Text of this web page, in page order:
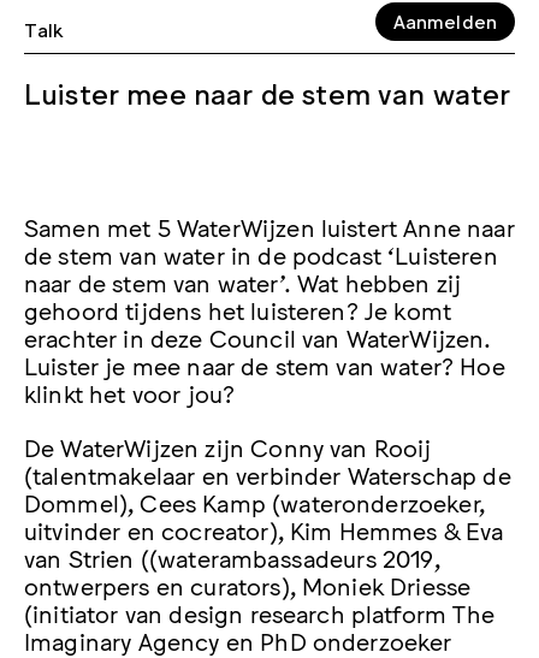
Talk
Aanmelden
Luister mee naar de stem van water
Samen met 5 WaterWijzen luistert Anne naar
de stem van water in de podcast ‘Luisteren
naar de stem van water’. Wat hebben zij
gehoord tijdens het luisteren? Je komt
erachter in deze Council van WaterWijzen.
Luister je mee naar de stem van water? Hoe
klinkt het voor jou?
De WaterWijzen zijn Conny van Rooij
(talentmakelaar en verbinder Waterschap de
Dommel), Cees Kamp (wateronderzoeker,
uitvinder en cocreator), Kim Hemmes & Eva
van Strien ((waterambassadeurs 2019,
ontwerpers en curators), Moniek Driesse
(initiator van design research platform The
Imaginary Agency en PhD onderzoeker